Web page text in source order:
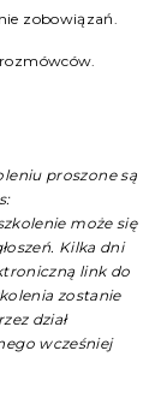
zobowiązań.
proszone są
może się
Kilka dni
link do
zostanie
dział
wcześniej